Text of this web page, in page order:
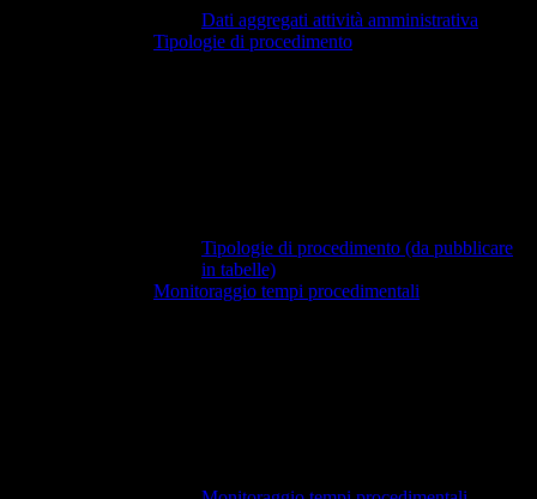
Dati aggregati attività amministrativa
Tipologie di procedimento
Tipologie di procedimento (da pubblicare
in tabelle)
Monitoraggio tempi procedimentali